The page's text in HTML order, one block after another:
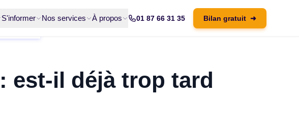
S'informer Nos services À propos 01 87 66 31 35 Bilan gratuit ➜
est-il déjà trop tard